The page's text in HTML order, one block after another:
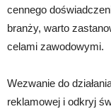
cennego
branży, warto
celami zawodowymi.
Wezwanie do
reklamowej i odkryj